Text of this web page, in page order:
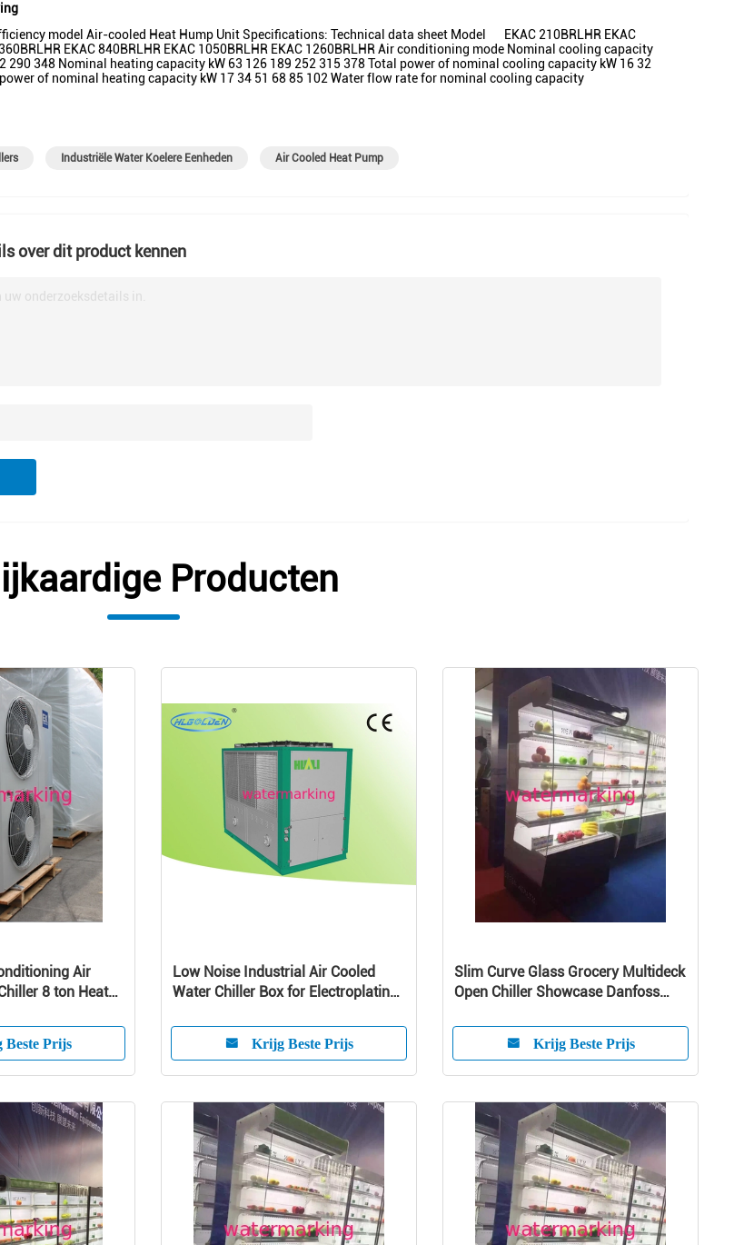
model Air-cooled Heat Hump Unit Specifications: Technical data sheet Model EKAC 210BRLHR EKAC
EKAC 840BRLHR EKAC 1050BRLHR EKAC 1260BRLHR Air conditioning mode Nominal cooling capacity
290 348 Nominal heating capacity kW 63 126 189 252 315 378 Total power of nominal cooling capacity kW 16 32
of nominal heating capacity kW 17 34 51 68 85 102 Water flow rate for nominal cooling capacity
Industriële Water Koelere Eenheden Air Cooled Heat Pump
over dit product kennen
uw onderzoeksdetails in.
Producten
Air
8 ton Heat
Prijs
Low Noise Industrial Air Cooled
Water Chiller Box for Electroplating ,
Krijg Beste Prijs
Slim Curve Glass Grocery Multideck
Open Chiller Showcase Danfoss
Krijg Beste Prijs